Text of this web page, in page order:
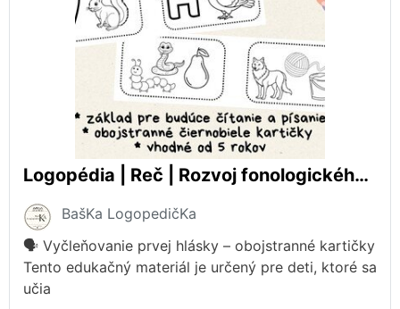
Logopédia | Reč | Rozvoj fonologického uvedomovania - MENUJ HLÁSKY!
BašKa LogopedičKa
🗣️ Vyčleňovanie prvej hlásky – obojstranné kartičky
Tento edukačný materiál je určený pre deti, ktoré sa
učia